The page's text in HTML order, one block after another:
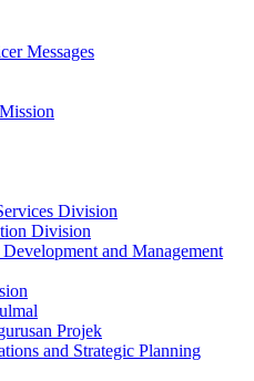
Messages
Division
Division
and Management
Projek
and Strategic Planning